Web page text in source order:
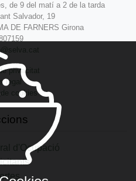
de 9 del matí a 2 de la tarda
Salvador, 19
DE FARNERS Girona
privacitat
legal
de cookies
d'Ocupació